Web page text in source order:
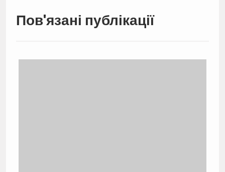
Пов'язані публікації